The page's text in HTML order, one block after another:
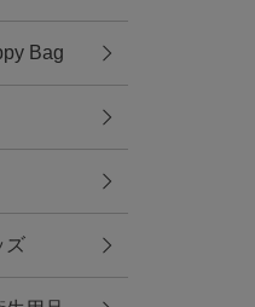
ッズ
ー
ン雑貨
グッズ
Bag
ズ